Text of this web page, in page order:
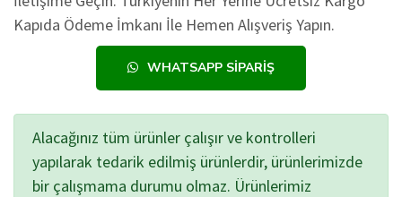
Kapıda Ödeme İmkanı İle Hemen Alışveriş Yapın.
WHATSAPP SIPARIŞ
Alacağınız tüm ürünler çalışır ve kontrolleri
yapılarak tedarik edilmiş ürünlerdir, ürünlerimizde
bir çalışmama durumu olmaz. Ürünlerimiz